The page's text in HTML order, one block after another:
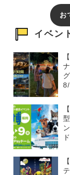
お
イベン